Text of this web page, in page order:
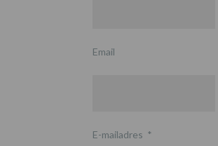
Email
E-mailadres *